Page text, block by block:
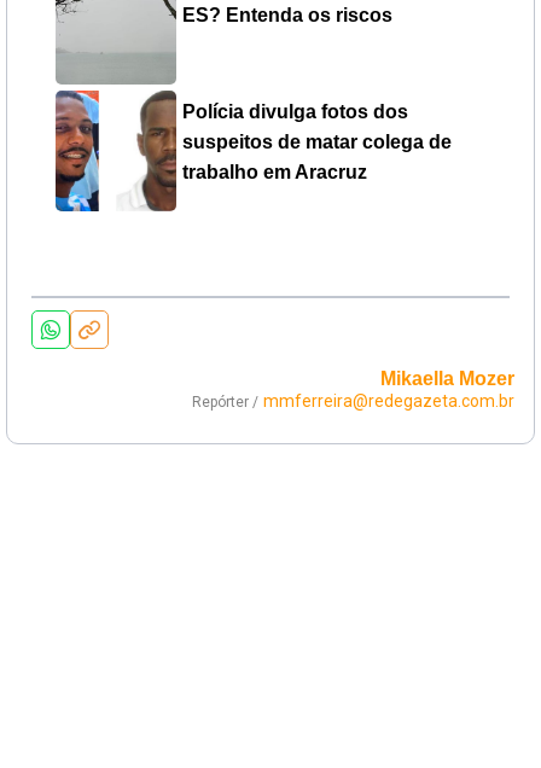
ES? Entenda os riscos
Polícia divulga fotos dos
suspeitos de matar colega de
trabalho em Aracruz
Mikaella Mozer
Repórter / mmferreira@redegazeta.com.br